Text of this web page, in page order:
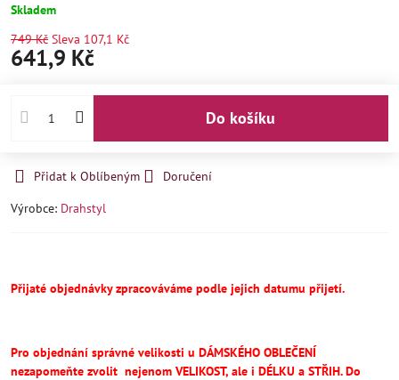
Skladem
749 Kč Sleva 107,1 Kč
641,9 Kč
Do košíku
Přidat k Oblíbeným
Doručení
Výrobce: Drahstyl
Přijaté objednávky zpracováváme podle jejich datumu přijetí.
Pro objednání správné velikosti u DÁMSKÉHO OBLEČENÍ
nezapomeňte zvolit nejenom VELIKOST, ale i DÉLKU a STŘIH.Do